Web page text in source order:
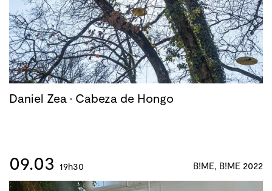
Daniel Zea · Cabeza de Hongo
09.03 19h30 B!ME, B!ME 2022